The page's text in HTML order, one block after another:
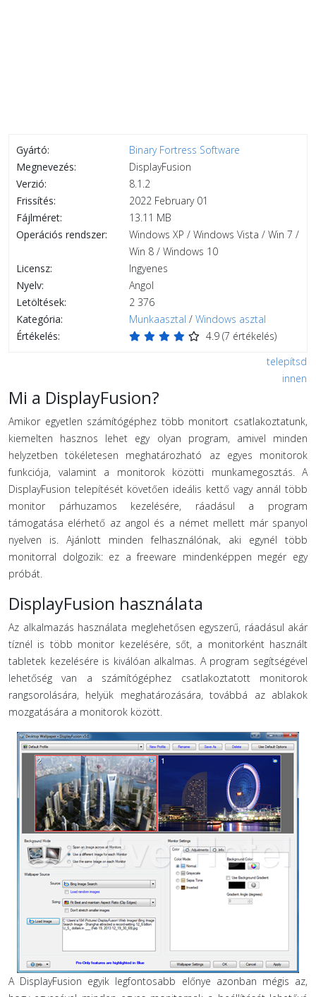
Gyártó:
Binary Fortress Software
Megnevezés:
DisplayFusion
Verzió:
8.1.2
Frissítés:
2022 February 01
Fájlméret:
13.11 MB
Operációs rendszer:
Windows XP / Windows Vista / Win 7 /
Win 8 / Windows 10
Licensz:
Ingyenes
Nyelv:
Angol
Letöltések:
2 376
Kategória:
Munkaasztal / Windows asztal
Értékelés:
4.9 (7 értékelés)
telepítsd
innen
Mi a DisplayFusion?
Amikor egyetlen számítógéphez több monitort csatlakoztatunk,
kiemelten hasznos lehet egy olyan program, amivel minden
helyzetben tökéletesen meghatározható az egyes monitorok
funkciója, valamint a monitorok közötti munkamegosztás. A
DisplayFusion telepítését követően ideális kettő vagy annál több
monitor párhuzamos kezelésére, ráadásul a program
támogatása elérhető az angol és a német mellett már spanyol
nyelven is. Ajánlott minden felhasználónak, aki egynél több
monitorral dolgozik: ez a freeware mindenképpen megér egy
próbát.
DisplayFusion használata
Az alkalmazás használata meglehetősen egyszerű, ráadásul akár
tíznél is több monitor kezelésére, sőt, a monitorként használt
tabletek kezelésére is kiválóan alkalmas. A program segítségével
lehetőség van a számítógéphez csatlakoztatott monitorok
rangsorolására, helyük meghatározására, továbbá az ablakok
mozgatására a monitorok között.
A DisplayFusion egyik legfontosabb előnye azonban mégis az,